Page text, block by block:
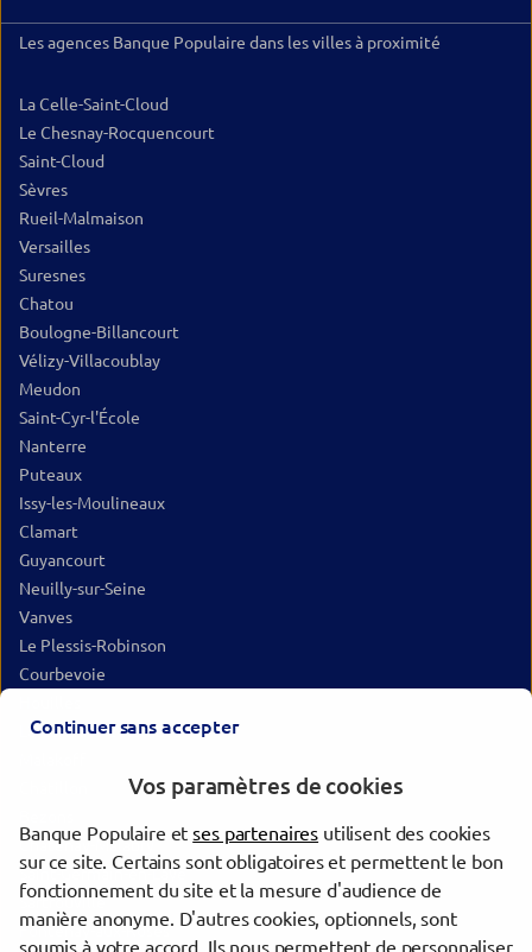
Les agences Banque Populaire dans les villes à proximité
La Celle-Saint-Cloud
Le Chesnay-Rocquencourt
Saint-Cloud
Sèvres
Rueil-Malmaison
Versailles
Suresnes
Chatou
Boulogne-Billancourt
Vélizy-Villacoublay
Meudon
Saint-Cyr-l'École
Nanterre
Puteaux
Issy-les-Moulineaux
Clamart
Guyancourt
Neuilly-sur-Seine
Vanves
Le Plessis-Robinson
Courbevoie
La Garenne-Colombes
Châtenay-Malabry
Saint-Germain-en-Laye
Sartrouville
Fontenay-aux-Roses
Continuer sans accepter
Vos paramètres de cookies
Banque Populaire etses partenaires utilisent des cookies
sur ce site. Certains sont obligatoires et permettent le bon
fonctionnement du site et la mesure d'audience de
manière anonyme. D'autres cookies, optionnels, sont
soumis à votre accord. Ils nous permettent de personnaliser